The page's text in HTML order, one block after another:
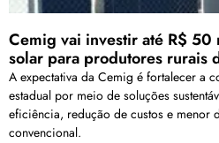
Cemig vai investir até R$ 50
solar para produtores rurais
A expectativa da Cemig é fortalecer a
estadual por meio de soluções
eficiência, redução de custos e menor
convencional.